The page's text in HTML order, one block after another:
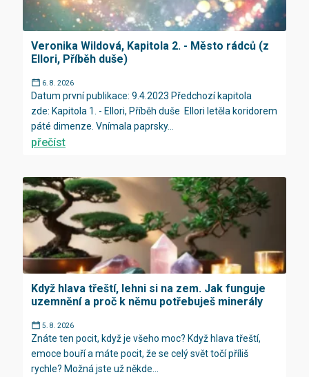
Veronika Wildová, Kapitola 2. - Město rádců (z
Ellori, Příběh duše)
6. 8. 2026
Datum první publikace: 9.4.2023 Předchozí kapitola
zde: Kapitola 1. - Ellori, Příběh duše Ellori letěla koridorem
páté dimenze. Vnímala paprsky...
přečíst
Když hlava třeští, lehni si na zem. Jak funguje
uzemnění a proč k němu potřebuješ minerály
5. 8. 2026
Znáte ten pocit, když je všeho moc? Když hlava třeští,
emoce bouří a máte pocit, že se celý svět točí příliš
rychle? Možná jste už někde...